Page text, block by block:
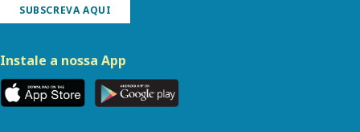
SUBSCREVA AQUI
Instale a nossa App